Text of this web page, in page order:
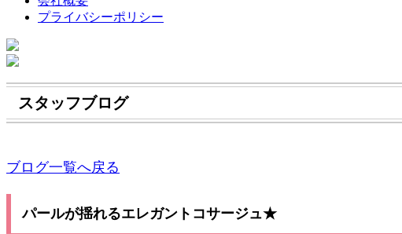
プライバシーポリシー
スタッフブログ
ブログ一覧へ戻る
パールが揺れるエレガントコサージュ★